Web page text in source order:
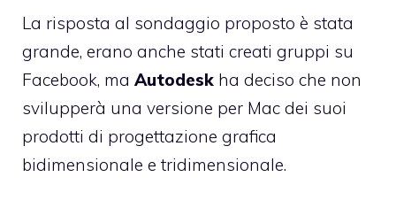
La risposta al sondaggio proposto è stata
grande, erano anche stati creati gruppi su
Facebook, ma Autodesk ha deciso che non
svilupperà una versione per Mac dei suoi
prodotti di progettazione grafica
bidimensionale e tridimensionale.